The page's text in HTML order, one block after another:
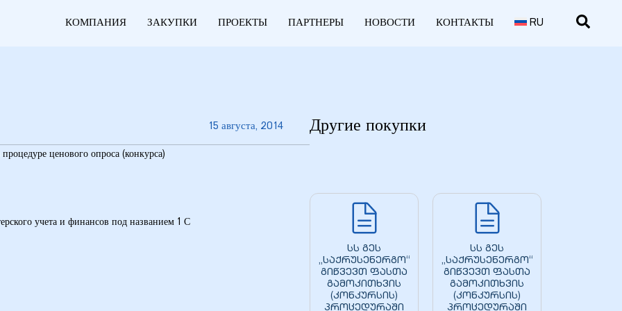
КОМПАНИЯ ЗАКУПКИ ПРОЕКТЫ ПАРТНЕРЫ НОВОСТИ КОНТАКТЫ RU
15 августа, 2014
ценового опроса (конкурса)
учета и финансов под названием 1 С
Другие покупки
სს გეს
„საქრუსენერგო“
გიწვევთ ფასთა
გამოკითხვის
(კონკურსის)
პროცედურაში
სს გეს
„საქრუსენერგო“
გიწვევთ ფასთა
გამოკითხვის
(კონკურსის)
პროცედურაში